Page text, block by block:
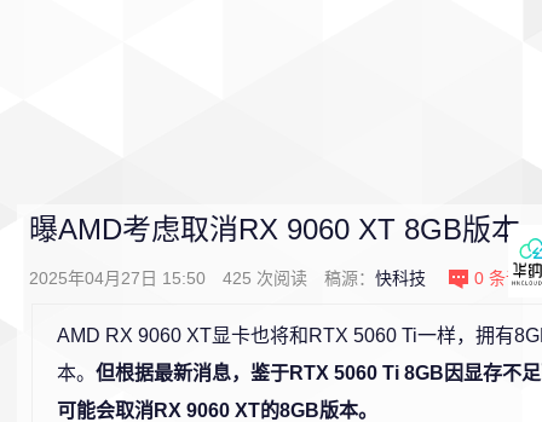
曝AMD考虑取消RX 9060 XT 8GB版本
2025年04月27日 15:50 425 次阅读 稿源： 快科技 0 条评论
AMD RX 9060 XT显卡也将和RTX 5060 Ti一样，拥有
本。 但根据最新消息，鉴于RTX 5060 Ti 8GB因显存不
可能会取消RX 9060 XT的8GB版本。